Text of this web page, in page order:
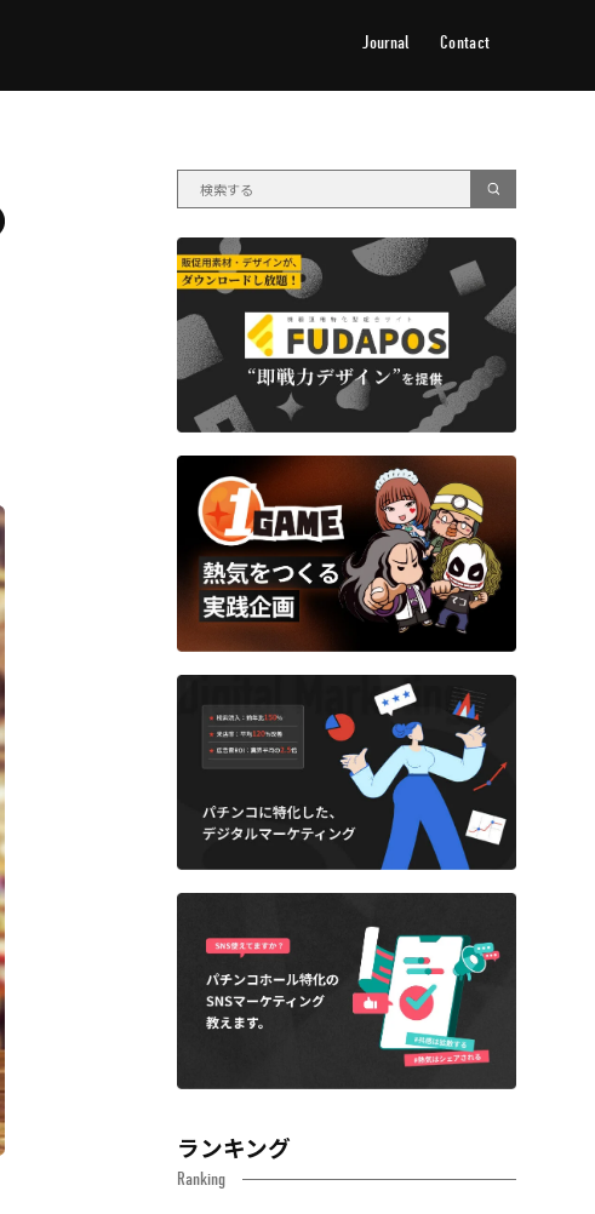
Journal Contact
ランキング
Ranking